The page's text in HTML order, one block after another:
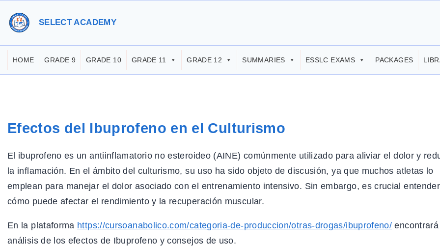
SELECT ACADEMY
HOME GRADE 9 GRADE 10 GRADE 11 GRADE 12 SUMMARIES ESSLC EXAMS PACKAGES
Efectos del Ibuprofeno en el Culturismo
El ibuprofeno es un antiinflamatorio no esteroideo (AINE) comúnmente utilizado para aliviar el dolor y
la inflamación. En el ámbito del culturismo, su uso ha sido objeto de discusión, ya que muchos atletas lo
emplean para manejar el dolor asociado con el entrenamiento intensivo. Sin embargo, es crucial entender
cómo puede afectar el rendimiento y la recuperación muscular.
En la plataforma https://cursoanabolico.com/categoria-de-produccion/otras-drogas/ibuprofeno/
análisis de los efectos de Ibuprofeno y consejos de uso.